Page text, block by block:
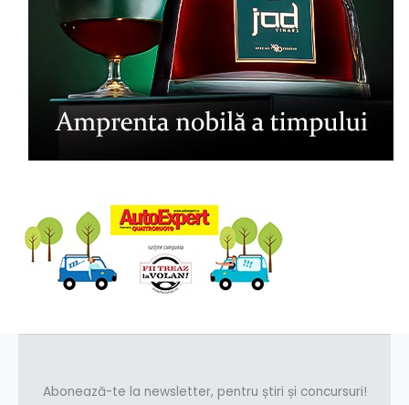
Abonează-te la newsletter, pentru știri și concursuri!